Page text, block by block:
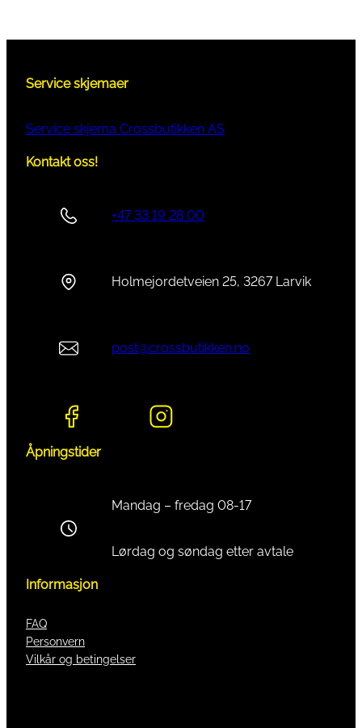
Service skjemaer
Service skjema Crossbutikken AS
Kontakt oss!
+47 33 19 28 00
Holmejordetveien 25, 3267 Larvik
post@crossbutikken.no
Åpningstider
Mandag – fredag 08-17
Lørdag og søndag etter avtale
Informasjon
FAQ
Personvern
Vilkår og betingelser